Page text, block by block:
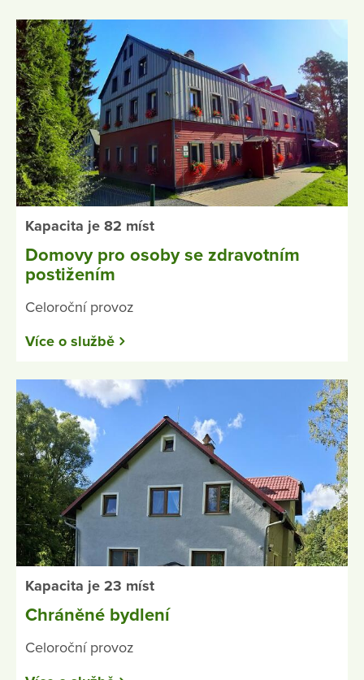
Kapacita je 82 míst
Domovy pro osoby se zdravotním
postižením
Celoroční provoz
Více o službě
Kapacita je 23 míst
Chráněné bydlení
Celoroční provoz